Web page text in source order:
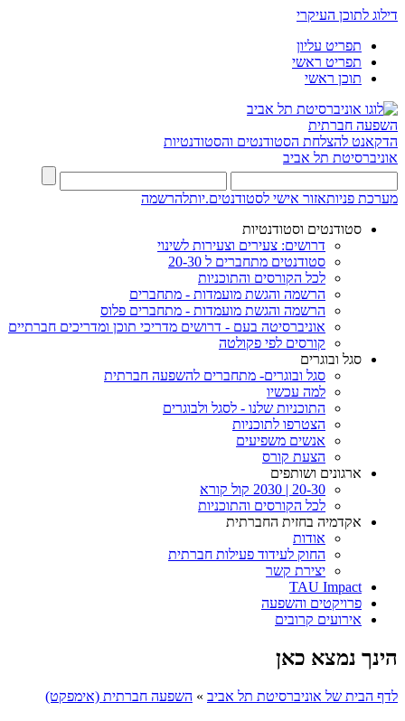
דילוג לתוכן העיקרי
תפריט עליון
תפריט ראשי
תוכן ראשי
השפעה חברתית
הדקאנט להצלחת הסטודנטים והסטודנטיות
אוניברסיטת תל אביב
מערכת פניותאזור אישי לסטודנטים.יותלהרשמה
סטודנטים וסטודנטיות
דרושים: צעירים וצעירות לשינוי
סטודנטים מתחברים ל 20-30
לכל הקורסים והתוכניות
הרשמה והגשת מועמדות - מתחברים
הרשמה והגשת מועמדות - מתחברים פלוס
אוניברסיטה בעם - דרושים מדריכי תוכן ומדריכים חברתיים
קורסים לפי פקולטה
סגל ובוגרים
סגל ובוגרים- מתחברים להשפעה חברתית
למה עכשיו
התוכניות שלנו - לסגל ולבוגרים
הצטרפו לתוכניות
אנשים משפיעים
הצעת קורס
ארגונים ושותפים
20-30 | 2030 קול קורא
לכל הקורסים והתוכניות
אקדמיה בחזית החברתית
אודות
החוק לעידוד פעילות חברתית
יצירת קשר
TAU Impact
פרויקטים והשפעה
אירועים קרובים
הינך נמצא כאן
לדף הבית של אוניברסיטת תל אביב » השפעה חברתית (אימפקט)